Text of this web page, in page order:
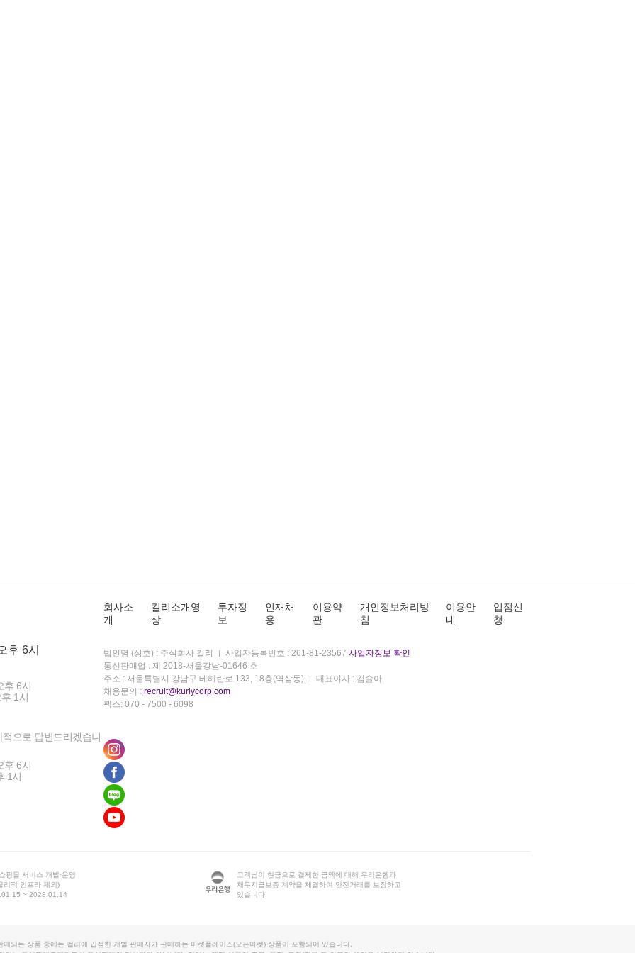
후 6시
후 6시
1시
으로 답변드리겠습니
후 6시
1시
회사소
개
컬리소개영
상
투자정
보
인재채
용
이용약
관
개인정보처리방
침
이용안
내
입점신
청
법인명 (상호) : 주식회사 컬리 사업자등록번호 : 261-81-23567 사업자정보 확인
통신판매업 : 제 2018-서울강남-01646 호
주소 : 서울특별시 강남구 테헤란로 133, 18층(역삼동)
대표이사 : 김슬아
채용문의 : recruit@kurlycorp.com
팩스: 070 - 7500 - 6098
핑몰 서비스 개발·운영
리적 인프라 제외)
~ 2028.01.14
고객님이 현금으로 결제한 금액에 대해 우리은행과
채무지급보증 계약을 체결하여 안전거래를 보장하고
있습니다.
매되는 상품 중에는 컬리에 입점한 개별 판매자가 판매하는 마켓플레이스(오픈마켓) 상품이 포함되어 있습니다.